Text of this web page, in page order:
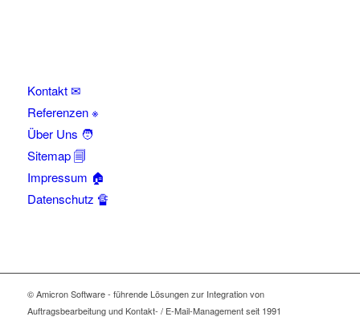
Kontakt ✉
Referenzen ※
Über Uns 🧑
Sitemap 🗐
Impressum 🏠
Datenschutz 🔏
© Amicron Software - führende Lösungen zur Integration von
Auftragsbearbeitung und Kontakt- / E-Mail-Management seit 1991